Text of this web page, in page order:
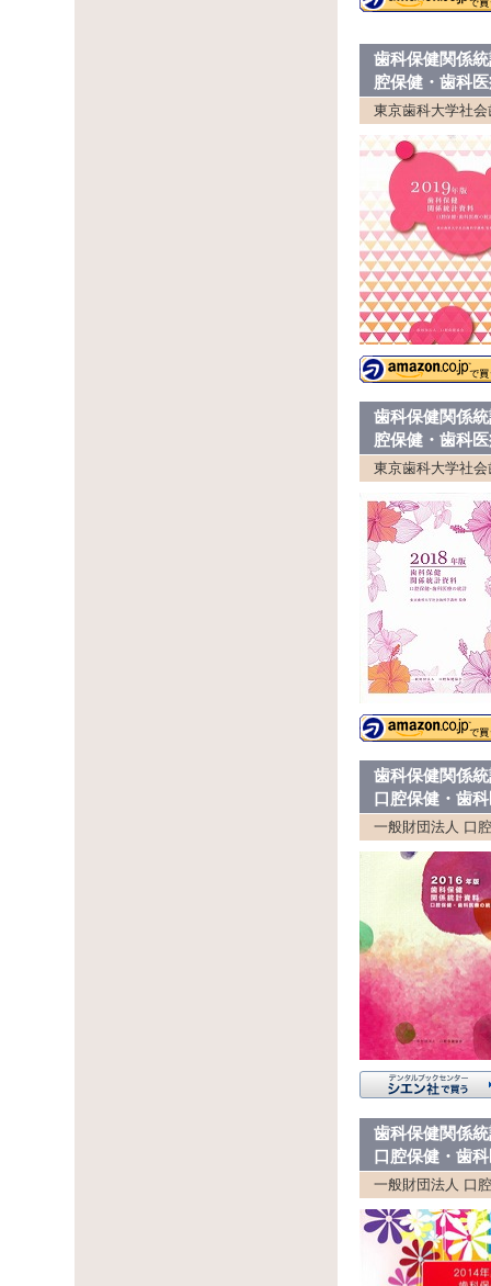
歯科保健関係
腔保健・歯科
東京歯科大学社
歯科保健関係
腔保健・歯科
東京歯科大学社
歯科保健関係
口腔保健・歯
一般財団法人 口
歯科保健関係
口腔保健・歯
一般財団法人 口